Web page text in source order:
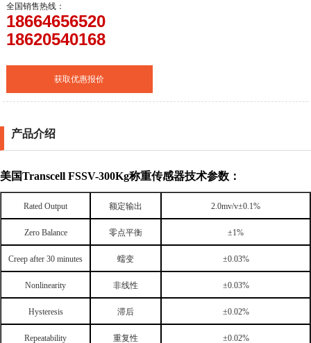
全国销售热线：
18664656520
18620540168
获取优惠报价
产品介绍
美国Transcell FSSV-300Kg称重传感器技术参数：
Rated Output 额定输出 2.0mv/v±0.1%
Zero Balance 零点平衡 ±1%
Creep after 30 minutes 蠕变 ±0.03%
Nonlinearity 非线性 ±0.03%
Hysteresis 滞后 ±0.02%
Repeatability 重复性 ±0.02%